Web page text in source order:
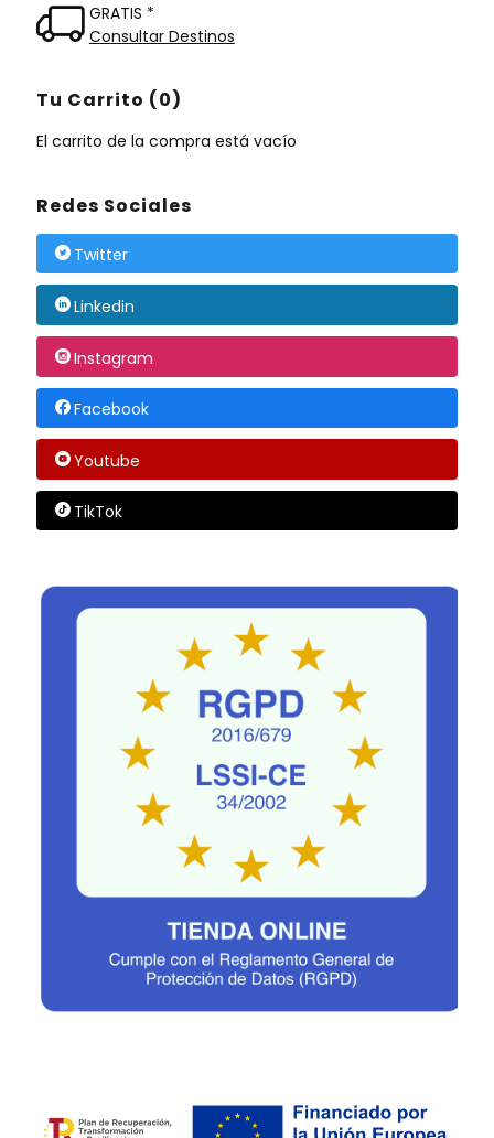
GRATIS *
Consultar Destinos
Tu Carrito (0)
El carrito de la compra está vacío
Redes Sociales
Twitter
Linkedin
Instagram
Facebook
Youtube
TikTok